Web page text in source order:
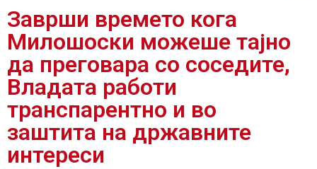
Заврши времето кога
Милошоски можеше тајно
да преговара со соседите,
Владата работи
транспарентно и во
заштита на државните
интереси